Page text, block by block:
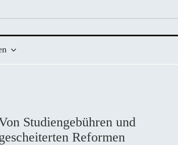
Studiengebühren und
Reformen